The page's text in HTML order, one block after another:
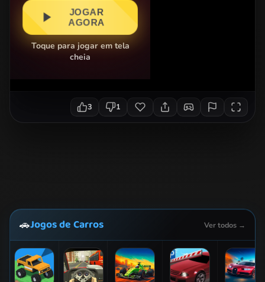
JOGAR
AGORA
Toque para jogar em tela
cheia
3 1
🚗Jogos de Carros Ver todos →